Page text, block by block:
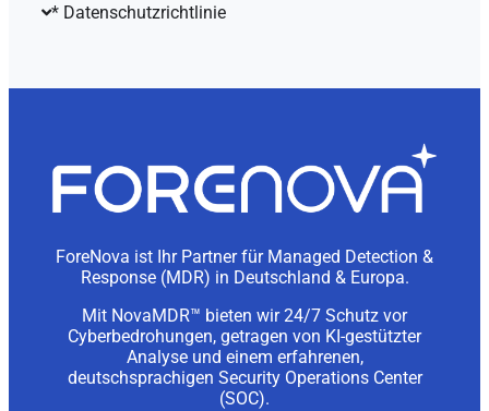
* Datenschutzrichtlinie
ForeNova ist Ihr Partner für Managed Detection &
Response (MDR) in Deutschland & Europa.
Mit NovaMDR™ bieten wir 24/7 Schutz vor
Cyberbedrohungen, getragen von KI-gestützter
Analyse und einem erfahrenen,
deutschsprachigen Security Operations Center
(SOC).